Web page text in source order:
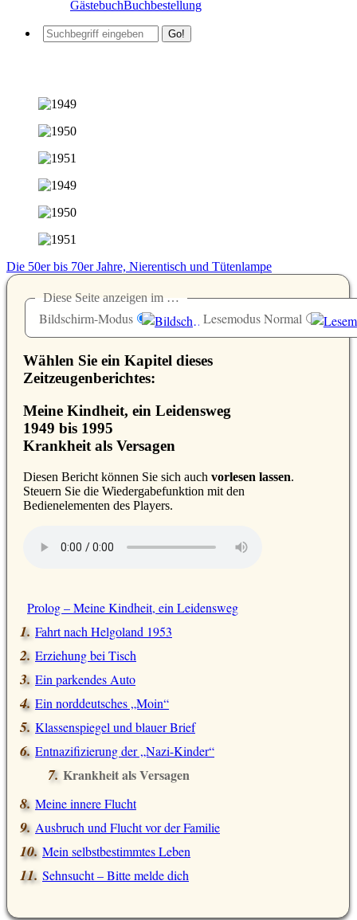
GästebuchBuchbestellung
Die 50er bis 70er Jahre, Nierentisch und Tütenlampe
Diese Seite anzeigen im …
Bildschirm-Modus Lesemodus Normal
Wählen Sie ein Kapitel dieses
Zeitzeugenberichtes:
Meine Kindheit, ein Leidensweg
1949 bis 1995
Krankheit als Versagen
Diesen Bericht können Sie sich auch vorlesen lassen.
Steuern Sie die Wiedergabefunktion mit den
Bedienelementen des Players.
Prolog – Meine Kindheit, ein Leidensweg
Fahrt nach Helgoland 1953
Erziehung bei Tisch
Ein parkendes Auto
Ein norddeutsches „Moin“
Klassenspiegel und blauer Brief
Entnazifizierung der „Nazi-Kinder“
Krankheit als Versagen
Meine innere Flucht
Ausbruch und Flucht vor der Familie
Mein selbstbestimmtes Leben
Sehnsucht – Bitte melde dich